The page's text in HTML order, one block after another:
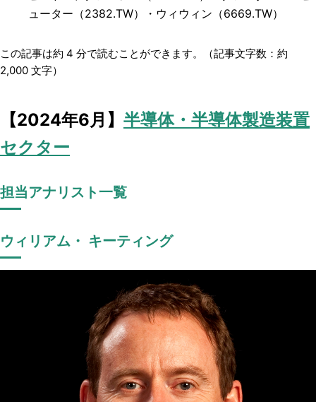
ューター（2382.TW）・ウィウィン（6669.TW）
この記事は約 4 分で読むことができます。（記事文字数：約
2,000 文字）
【2024年6月】 半導体・半導体製造装置
セクター
担当アナリスト一覧
ウィリアム・ キーティング